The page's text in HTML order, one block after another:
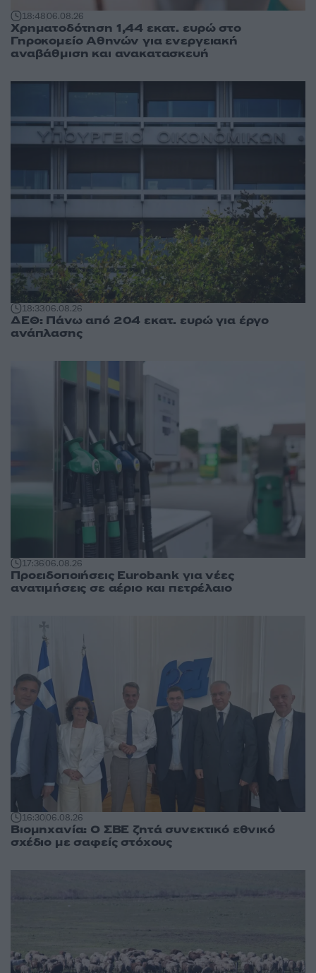
18:4806.08.26
Χρηματοδότηση 1,44 εκατ. ευρώ στο
Γηροκομείο Αθηνών για ενεργειακή
αναβάθμιση και ανακατασκευή
18:3306.08.26
ΔΕΘ: Πάνω από 204 εκατ. ευρώ για έργο
ανάπλασης
17:3606.08.26
Προειδοποιήσεις Eurobank για νέες
ανατιμήσεις σε αέριο και πετρέλαιο
16:3006.08.26
Βιομηχανία: Ο ΣΒΕ ζητά συνεκτικό εθνικό
σχέδιο με σαφείς στόχους